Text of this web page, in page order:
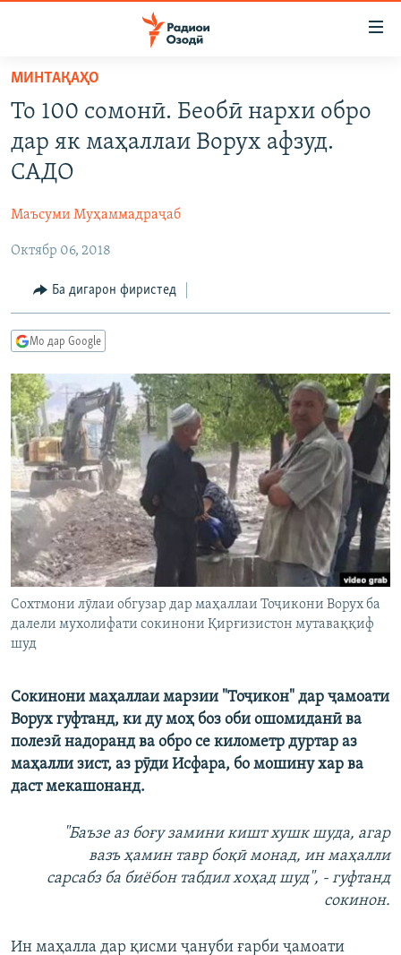
Ҷаҳиш
мояи
аслӣ
Ҷаҳиш
ба
феҳристи
Ҷаҳиш
ҷустор
ИҚТИСОД
ҚАЗИЯИ "КРОКУС"
ОСИЁИ МАРКАЗӢ
ФАРҲАНГ
ВАРЗИШ
РӮЗГОРИ МУҲОҶИР
ТАҲҚИҚОТ
ҶАНГ ДАР УКРАИНА
НАЗАРИ МАРДУМ
ОЗОДӢ ОНЛАЙН
ВИДЕО
НИГОРИСТОН
ГУЗОРИШҲОИ РАДИОӢ
РӮЙХАТҲО
КИТОБҲОИ ОЗОДӢ
Русский
ПАЙГИРӢ КУНЕД
Ҳамаи сомонаҳои RFE/RL
МИНТАҚАҲО
То 100 сомонӣ. Беобӣ нархи обро
дар як маҳаллаи Ворух афзуд.
САДО
Маъсуми Муҳаммадраҷаб
Октябр 06, 2018
Ба дигарон фиристед
Мо дар Google
Сохтмони лӯлаи обгузар дар маҳаллаи Тоҷикони Ворух ба
далели мухолифати сокинони Қирғизистон мутаваққиф
шуд
Сокинони маҳаллаи марзии "Тоҷикон" дар ҷамоати
Ворух гуфтанд, ки ду моҳ боз оби ошомиданӣ ва
полезӣ надоранд ва обро се километр дуртар аз
маҳалли зист, аз рӯди Исфара, бо мошину хар ва
даст мекашонанд.
"Баъзе аз боғу замини кишт хушк шуда, агар
вазъ ҳамин тавр боқӣ монад, ин маҳалли
сарсабз ба биёбон табдил хоҳад шуд", - гуфтанд
сокинон.
Ин маҳалла дар қисми ҷануби ғарби ҷамоати